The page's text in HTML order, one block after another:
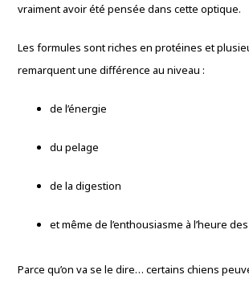
vraiment avoir été pensée dans cette optique.
Les formules sont riches en protéines et
remarquent une différence au niveau :
de l’énergie
du pelage
de la digestion
et même de l’enthousiasme à l’heure
Parce qu’on va se le dire… certains chiens